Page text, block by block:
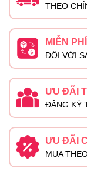
THEO
MIỄN
ĐỐI VỚI
ƯU ĐÃI
ĐĂNG KÝ
ƯU ĐÃI
MUA